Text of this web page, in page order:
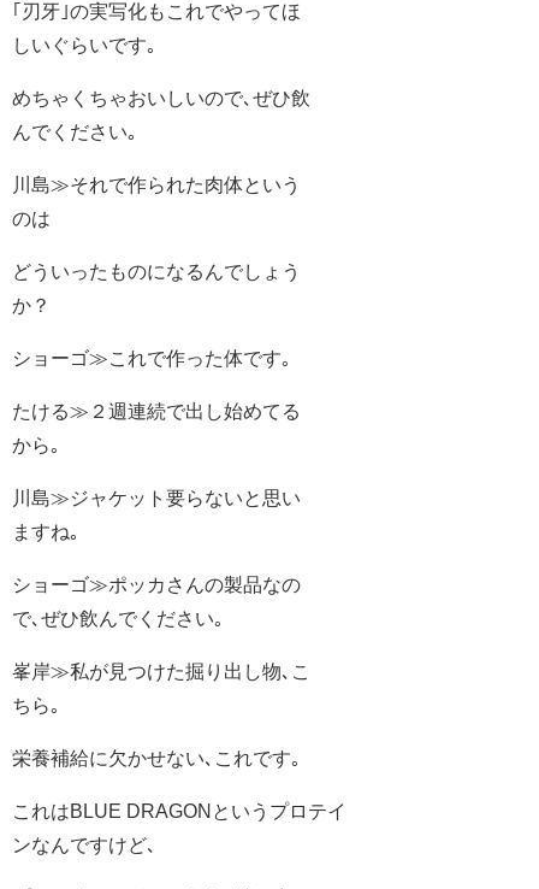
｢刃牙｣の実写化もこれでやってほ
しいぐらいです｡
めちゃくちゃおいしいので､ぜひ飲
んでください｡
川島≫それで作られた肉体という
のは
どういったものになるんでしょう
か？
ショーゴ≫これで作った体です｡
たける≫２週連続で出し始めてる
から｡
川島≫ジャケット要らないと思い
ますね｡
ショーゴ≫ポッカさんの製品なの
で､ぜひ飲んでください｡
峯岸≫私が見つけた掘り出し物､こ
ちら｡
栄養補給に欠かせない､これです｡
これはBLUE DRAGONというプロテイ
ンなんですけど､